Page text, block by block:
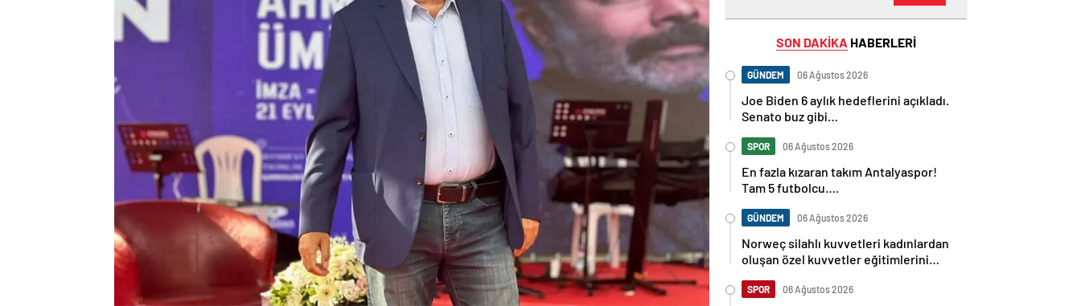
SON DAKİKA HABERLERİ
GÜNDEM 06 Ağustos 2026
Joe Biden 6 aylık hedeflerini açıkladı.
Senato buz gibi…
SPOR 06 Ağustos 2026
En fazla kızaran takım Antalyaspor!
Tam 5 futbolcu….
GÜNDEM 06 Ağustos 2026
Norweç silahlı kuvvetleri kadınlardan
oluşan özel kuvvetler eğitimlerini
SPOR 06 Ağustos 2026